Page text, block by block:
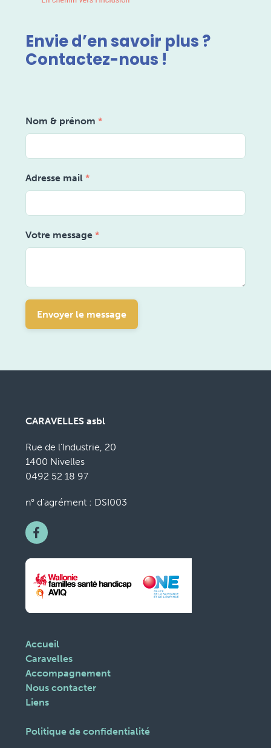
Envie d’en savoir plus ?
Contactez-nous !
Nom & prénom *
Adresse mail *
Votre message *
Envoyer le message
CARAVELLES asbl
Rue de l’Industrie, 20
1400 Nivelles
0492 52 18 97
n° d’agrément : DSI003
Accueil
Caravelles
Accompagnement
Nous contacter
Liens
Politique de confidentialité